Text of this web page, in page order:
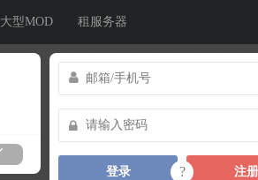
大型MOD 租服务器
登录 ? 注册